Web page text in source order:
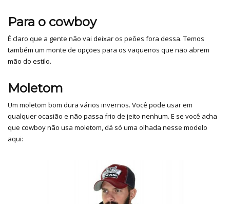
Para o cowboy
É claro que a gente não vai deixar os peões fora dessa. Temos
também um monte de opções para os vaqueiros que não abrem
mão do estilo.
Moletom
Um moletom bom dura vários invernos. Você pode usar em
qualquer ocasião e não passa frio de jeito nenhum. E se você acha
que cowboy não usa moletom, dá só uma olhada nesse modelo
aqui: